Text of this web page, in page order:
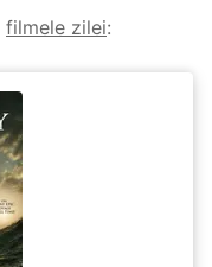
filmele zilei: